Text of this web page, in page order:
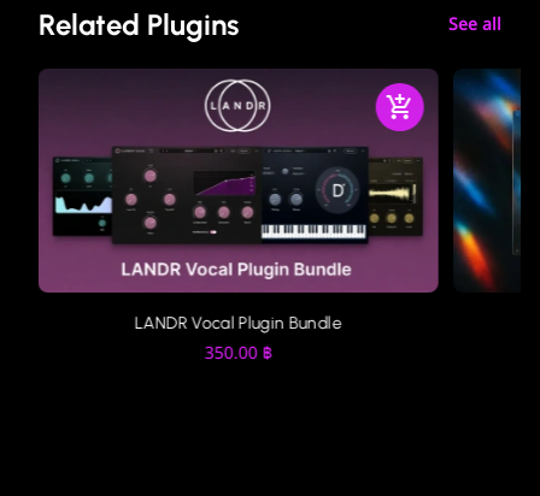
Related Plugins See all
LANDR Vocal Plugin Bundle
350.00 ฿